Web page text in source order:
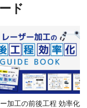
ド
加工の前後工程 効率化